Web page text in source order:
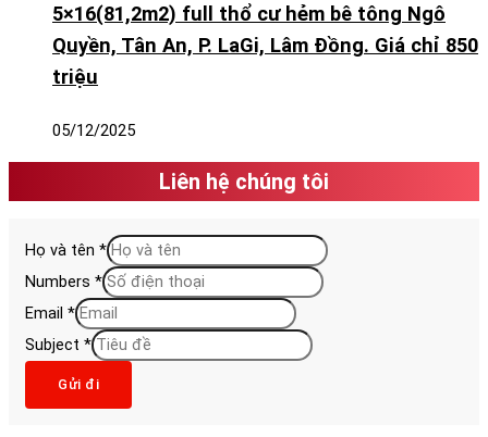
5×16(81,2m2) full thổ cư hẻm bê tông Ngô
Quyền, Tân An, P. LaGi, Lâm Đồng. Giá chỉ 850
triệu
05/12/2025
Liên hệ chúng tôi
Họ và tên *
Numbers *
Email *
Subject *
Gửi đi